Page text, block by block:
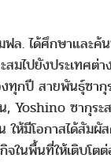
. ได้ศึกษาและค้
ไปยังประเทศต่
ทุกปี สายพันธุ์ซ
Yoshino ซากุร
ห้มีโอกาสได้สัม
ในพื้นที่ให้เติบโตต่